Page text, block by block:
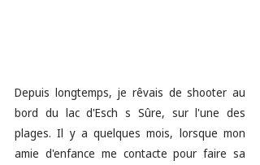
Depuis longtemps, je rêvais de shooter au
bord du lac d'Esch s Sûre, sur l'une des
plages. Il y a quelques mois, lorsque mon
amie d'enfance me contacte pour faire sa